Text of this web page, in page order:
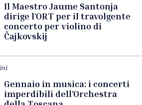
Il Maestro Jaume Santonja
dirige l’ORT per il travolgente
concerto per violino di
Čajkovskij
Gennaio in musica: i concerti
imperdibili dell’Orchestra